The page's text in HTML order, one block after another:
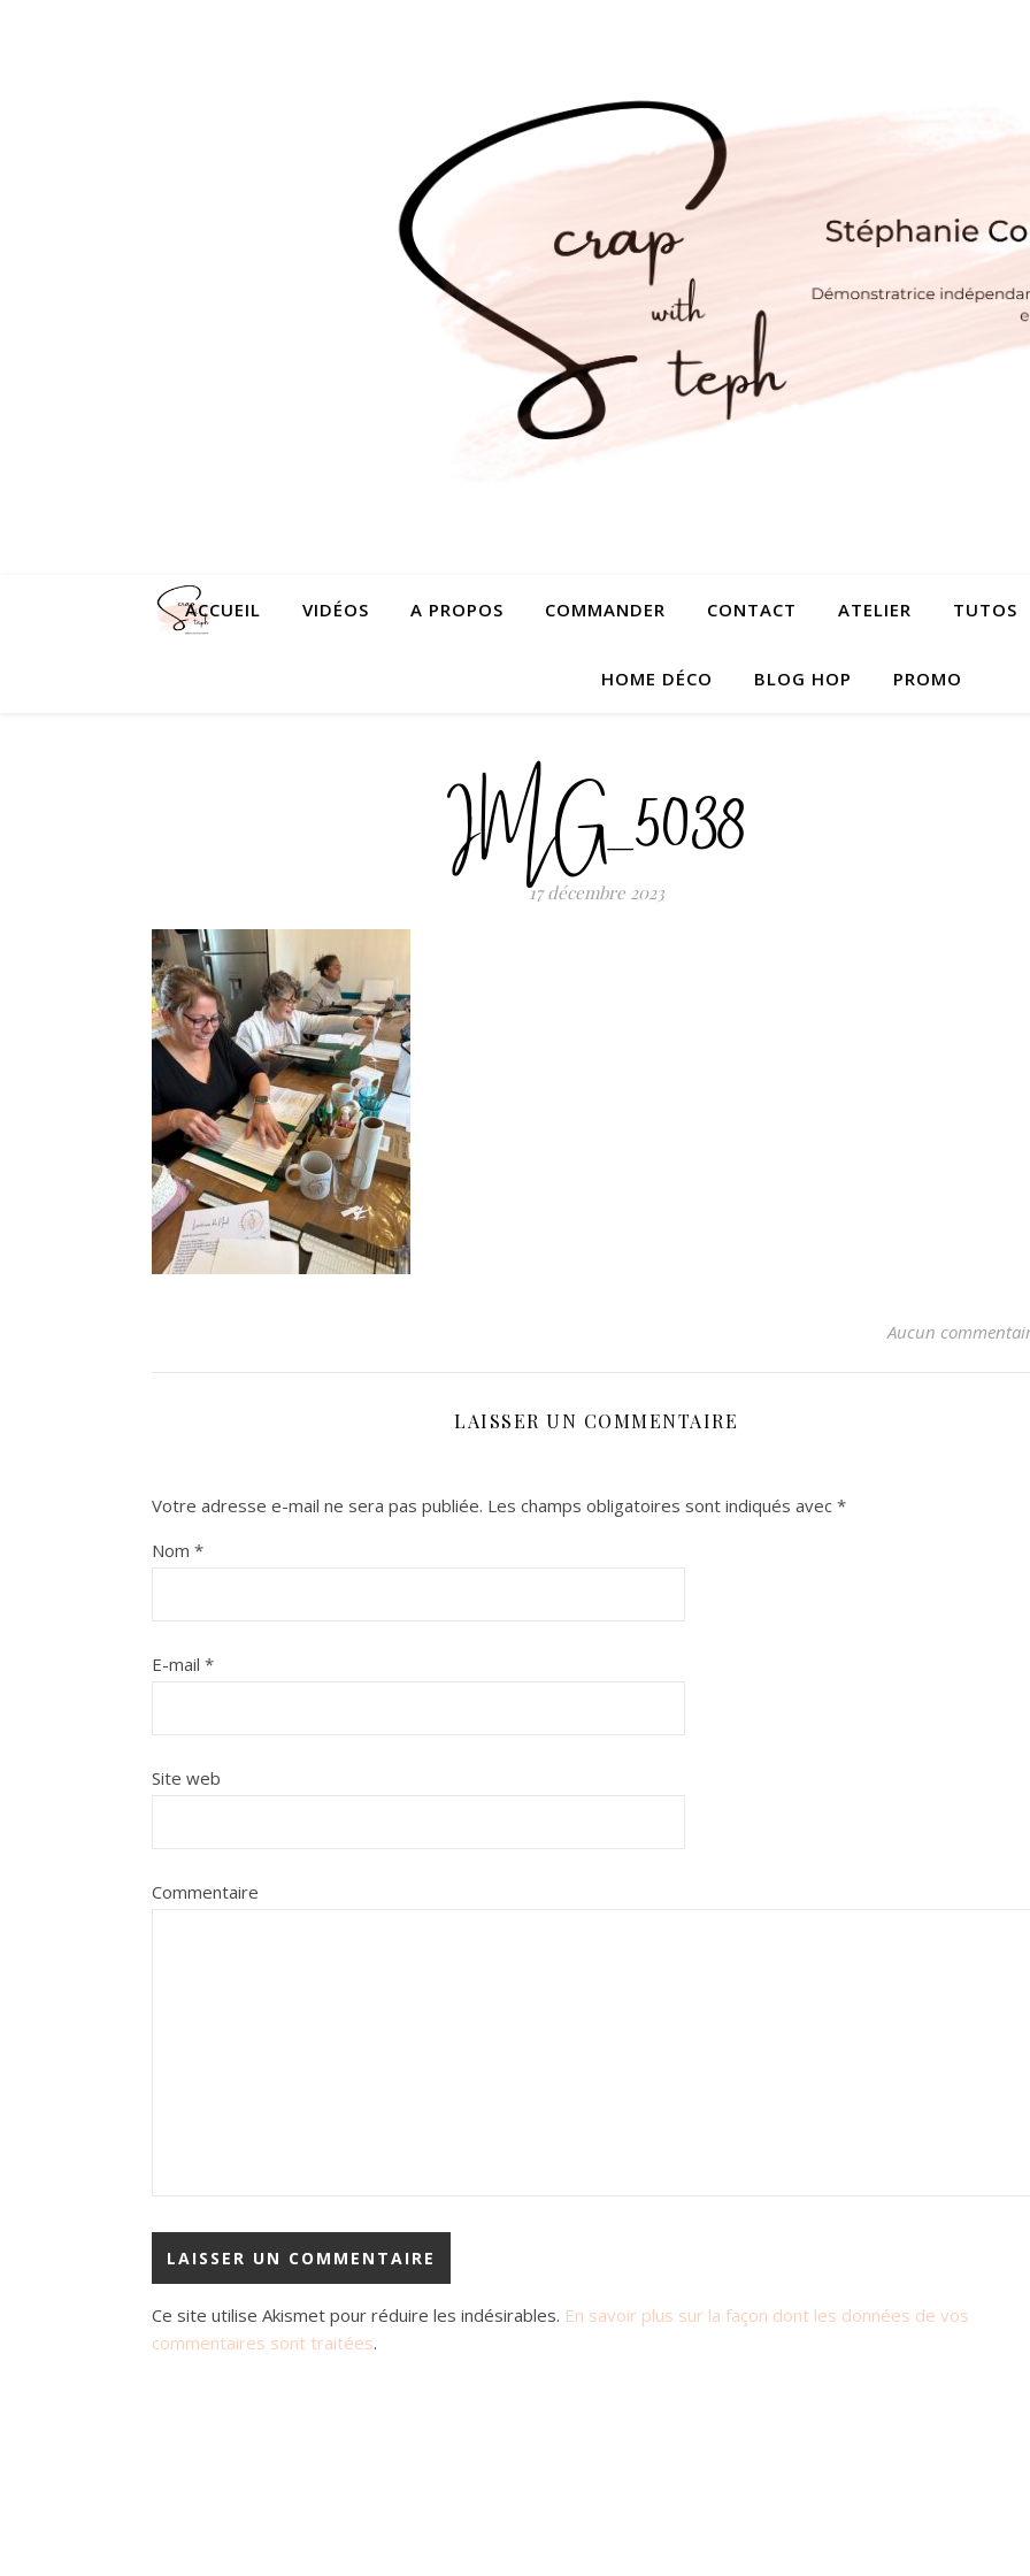
ACCUEIL VIDÉOS A PROPOS COMMANDER CONTACT ATELIER TUTOS
HOME DÉCO BLOG HOP PROMO
IMG_5038
17 décembre 2023
Aucun
LAISSER UN COMMENTAIRE
Votre adresse e-mail ne sera pas publiée. Les champs obligatoires sont indiqués avec *
Nom *
E-mail *
Site web
Commentaire
Ce site utilise Akismet pour réduire les indésirables. En savoir plus sur la façon dont les données de vos
commentaires sont traitées.